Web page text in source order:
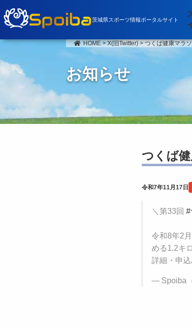
Spoiba茨城県スポーツ情報ポータルサイト
HOME>X(旧Twitter)>つくば健康マラ
お知らせ
つくば
令和7年11月17日
＼第33回 #
令和8年2
める1.2キ
詳細・申
— Spoiba